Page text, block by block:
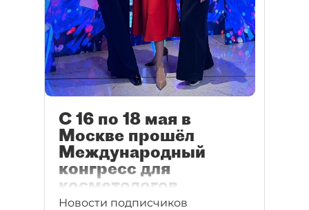
С 16 по 18 мая в
Москве прошёл
Международный
конгресс для
косметологов
Новости подписчиков